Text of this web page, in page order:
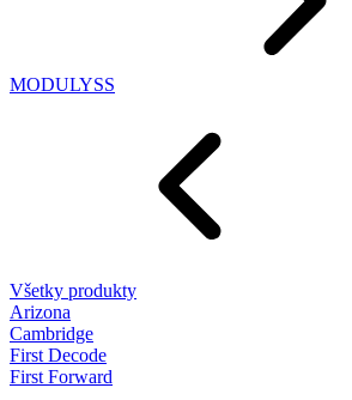
MODULYSS
Všetky produkty
Arizona
Cambridge
First Decode
First Forward